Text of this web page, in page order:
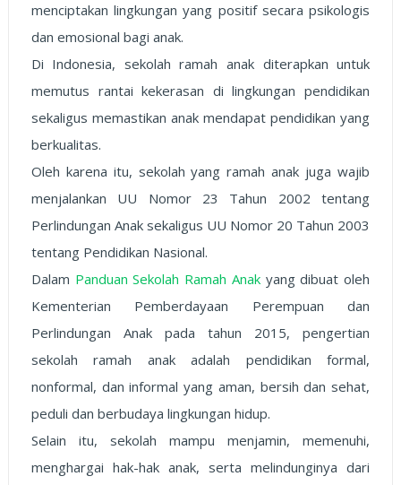
menciptakan lingkungan yang positif secara psikologis
dan emosional bagi anak.
Di Indonesia, sekolah ramah anak diterapkan untuk
memutus rantai kekerasan di lingkungan pendidikan
sekaligus memastikan anak mendapat pendidikan yang
berkualitas.
Oleh karena itu, sekolah yang ramah anak juga wajib
menjalankan UU Nomor 23 Tahun 2002 tentang
Perlindungan Anak sekaligus UU Nomor 20 Tahun 2003
tentang Pendidikan Nasional.
Dalam Panduan Sekolah Ramah Anakyang dibuat oleh
Kementerian Pemberdayaan Perempuan dan
Perlindungan Anak pada tahun 2015, pengertian
sekolah ramah anak adalah pendidikan formal,
nonformal, dan informal yang aman, bersih dan sehat,
peduli dan berbudaya lingkungan hidup.
Selain itu, sekolah mampu menjamin, memenuhi,
menghargai hak-hak anak, serta melindunginya dari